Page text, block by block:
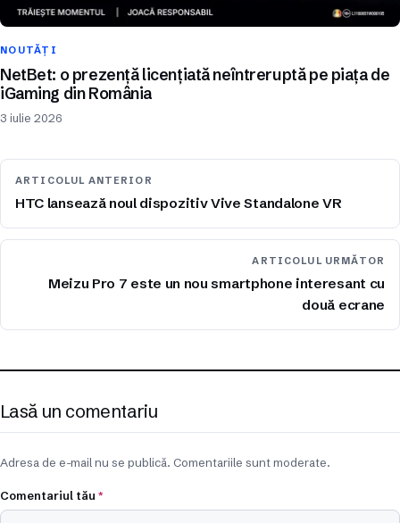
NOUTĂȚI
NetBet: o prezență licențiată neîntreruptă pe piața de
iGaming din România
3 iulie 2026
ARTICOLUL ANTERIOR
HTC lansează noul dispozitiv Vive Standalone VR
ARTICOLUL URMĂTOR
Meizu Pro 7 este un nou smartphone interesant cu
două ecrane
Lasă un comentariu
Adresa de e-mail nu se publică. Comentariile sunt moderate.
Comentariul tău *